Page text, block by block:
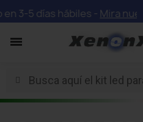
3-5 días hábiles - Mira